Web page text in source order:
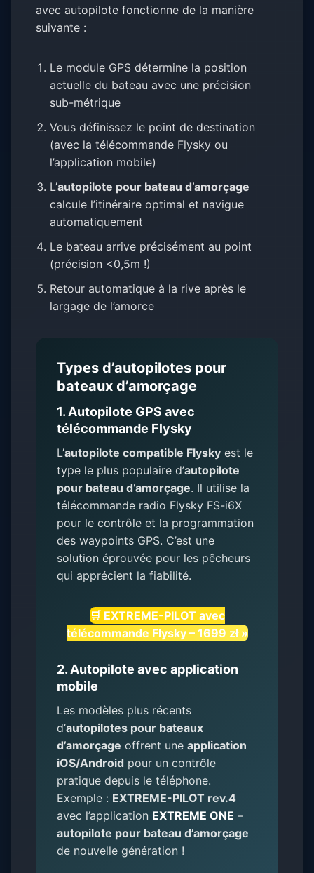
avec autopilote fonctionne de la manière
suivante :
Le module GPS détermine la position
actuelle du bateau avec une précision
sub-métrique
Vous définissez le point de destination
(avec la télécommande Flysky ou
l’application mobile)
L’autopilote pour bateau d’amorçage
calcule l’itinéraire optimal et navigue
automatiquement
Le bateau arrive précisément au point
(précision <0,5m !)
Retour automatique à la rive après le
largage de l’amorce
Types d’autopilotes pour
bateaux d’amorçage
1. Autopilote GPS avec
télécommande Flysky
L’autopilote compatible Flysky est le
type le plus populaire d’autopilote
pour bateau d’amorçage. Il utilise la
télécommande radio Flysky FS-i6X
pour le contrôle et la programmation
des waypoints GPS. C’est une
solution éprouvée pour les pêcheurs
qui apprécient la fiabilité.
🛒 EXTREME-PILOT avec
télécommande Flysky – 1699 zł »
2. Autopilote avec application
mobile
Les modèles plus récents
d’autopilotes pour bateaux
d’amorçage offrent uneapplication
iOS/Android pour un contrôle
pratique depuis le téléphone.
Exemple : EXTREME-PILOT rev.4
avec l’application EXTREME ONE –
autopilote pour bateau d’amorçage
de nouvelle génération !